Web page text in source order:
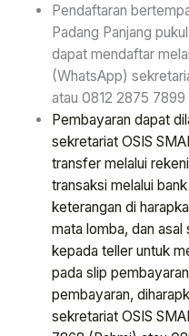
Pendaftaran
Padang Panjang
dapat mendaftar
(WhatsApp)
atau 0812 2875 7899
Pembayaran dapat
sekretariat OSIS
transfer melalui
transaksi melalui
keterangan di
mata lomba, dan asal
kepada teller untuk
pada slip
pembayaran,
sekretariat OSIS